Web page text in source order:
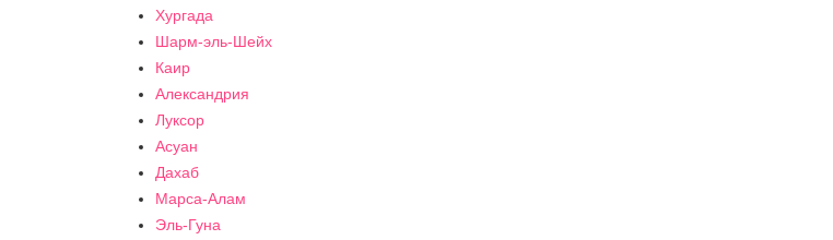
Хургада
Шарм-эль-Шейх
Каир
Александрия
Луксор
Асуан
Дахаб
Марса-Алам
Эль-Гуна